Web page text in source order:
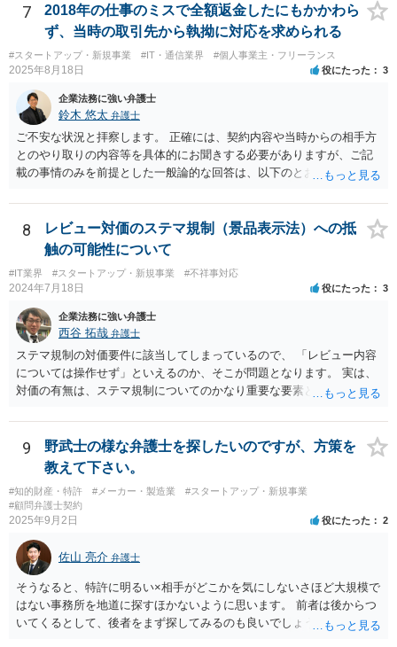
う税理士職務の妥当性の問題 ③クライアントが誤って簡易課税届出書
を提出していたところ、税理士が課税方式の確認をしなかった問題 と
いう課題があります。 ①については、 税理士が責任を持つのは契約に
明記された委任事務に限定されるのが原則です。 サービスとして委任
事務外の税務相談に応じた結果、その責任を負う場合もゼロではあり
ませんが、責任追及するハードルはかなり上がります。 ②について
は、 実際上、税理士事務所では事務員が顧客対応することが多いと聞
きます。 そのため、メールに税理士が参加していないことや直接面談
していないことをもって賠償請求の理由とすることは現実問題として
は難しい可能性があります。 ③については、 税理士が、契約上の委任
事務外の税務相談をサービスで実施していた場合は、税理士側から積
極的に課税方式を確認しなければならないという程度の注意義務は認
められにくいのではないかと思います。 もっとも、顧問契約締結当初
から本件法人設立の相談についても依頼しており委任事務に含まれて
いたと主張できる事情がある場合には、上記より幾分有利に進められ
るかと思います。 より詳細な検討は、個別に法律事務所に問い合わせ
て法律相談されるとよいでしょう。
7
2018年の仕事のミスで全額返金したにもかかわら
ず、当時の取引先から執拗に対応を求められる
#スタートアップ・新規事業 #IT・通信業界 #個人事業主・フリーランス
2025年8月18日 役にたった 3
企業法務に強い弁護士
鈴木 悠太 弁護士
ご不安な状況と拝察します。 正確には、契約内容や当時からの相手方
とのやり取りの内容等を具体的にお聞きする必要がありますが、ご記
載の事情のみを前提とした一般論的な回答は、以下のとおりです。 ①
前の商事消滅時効、不法行為消滅時効）にかかっている可能性が高い
です。 ②相手方の報告要求については、法的には従う義務はないでし
ょう。 ③すでに対応は完了しており、もし相手方から今後具体的な法
的請求ないし措置がなされれば改めて検討するという方針でもよいよ
うに思われます。
8
レビュー対価のステマ規制（景品表示法）への抵
触の可能性について
#IT業界 #スタートアップ・新規事業 #不祥事対応
2024年7月18日 役にたった 3
企業法務に強い弁護士
西谷 拓哉 弁護士
ステマ規制の対価要件に該当してしまっているので、 「レビュー内容
については操作せず」といえるのか、そこが問題となります。 実は、
対価の有無は、ステマ規制についてのかなり重要な要素となります。
とを条件に割り引くサービスを提供していたケースですが、 明示的に
高評価と指示していなくても、全件報酬を支払うことを約してレビュ
ーをさせるということになれば、結局はそれはレビュー内容について
事業者が関与していると評価され「事業者による表示（広告）」と判
断される余地は残るといえるでしょう。 あくまで、自身の嗜好に基づ
く、自主的なレビューでなければステマ規制にひっかかる可能性があ
www.caa.go.jp/policies/policy/representation/fair_labeling/guideline/ass
ets/representation_cms216_230328_03.pdf の５頁（イ）、２（１）参
照
9
野武士の様な弁護士を探したいのですが、方策を
教えて下さい。
#知的財産・特許 #メーカー・製造業
#スタートアップ・新規事業
#顧問弁護士契約
2025年9月2日 役にたった 2
佐山 亮介 弁護士
そうなると、特許に明るい×相手がどこかを気にしないさほど大規模で
はない事務所を地道に探すほかないように思います。 前者は後からつ
いてくるとして、後者をまず探してみるのも良いでしょう。